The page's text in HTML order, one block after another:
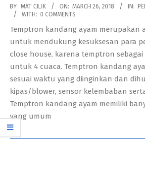
2018-
03-
26
BY: MAT CILIK ON: MARCH 26, 2018 IN:
WITH: 0 COMMENTS
Temptron kandang ayam merupakan
untuk mendukung kesuksesan para
close house, karena temptron
untuk 4 cuaca. Temptron kandang
sesuai waktu yang diinginkan dan
kipas/blower, sensor kelembaban
Temptron kandang ayam memiliki
yang umum